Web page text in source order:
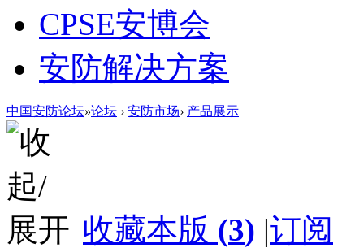
CPSE安博会
安防解决方案
中国安防论坛»论坛 › 安防市场› 产品展示
收藏本版 (3) |订阅